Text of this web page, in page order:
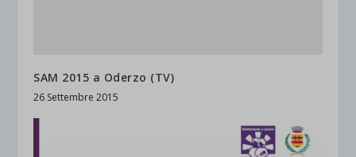
SAM 2015 a Oderzo (TV)
26 Settembre 2015